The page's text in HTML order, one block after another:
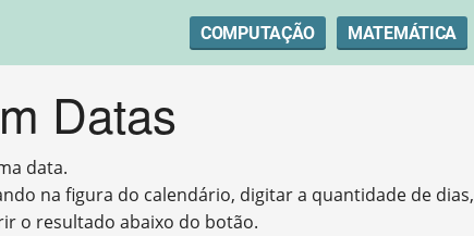
COMPUTAÇÃO MATEMÁTICA
Datas
data.
na figura do calendário, digitar a quantidade de dias,
o resultado abaixo do botão.